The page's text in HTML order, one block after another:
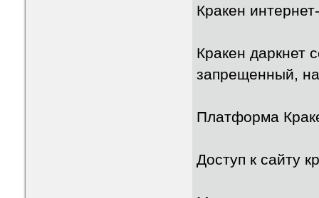
Кракен
Кракен даркнет
запрещенный,
Платформа
Доступ к сайту